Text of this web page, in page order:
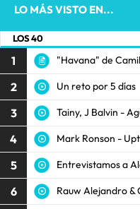
LO MÁS VISTO EN...
LOS 40
1 "Havana" de
2 Un reto por 5 días
3 Tainy, J Balvin -
4 Mark Ronson -
5 Entrevistamos a
6 Rauw Alejandro &